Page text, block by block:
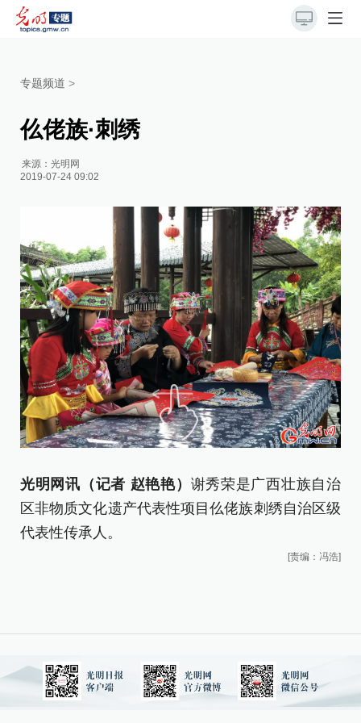
专题频道 >
仫佬族·刺绣
来源：光明网
2019-07-24 09:02
光明网讯（记者 赵艳艳） 谢秀荣是广西壮族自治
区非物质文化遗产代表性项目仫佬族刺绣自治区级
代表性传承人。
[责编：冯浩]